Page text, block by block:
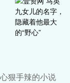
狠手辣的小说